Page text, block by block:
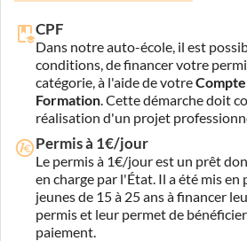
CPF
Dans notre auto-école, il est
conditions, de financer votre
catégorie, à l'aide de votre
Formation. Cette démarche doit
réalisation d'un projet
Permis à 1€/jour
Le permis à 1€/jour est un prêt
en charge par l'État. Il a été mis en
jeunes de 15 à 25 ans à financer
permis et leur permet de
paiement.